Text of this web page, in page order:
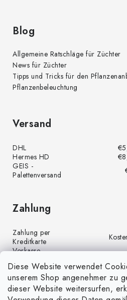
Diese Website verwendet
unserem Shop angenehmer zu
dieser Website weitersurfen,
Blog
Allgemeine Ratschläge für Züchter
News für Züchter
Tipps und Tricks für den
Pflanzenbeleuchtung
Versand
DHL
Hermes HD
GEIS -
Palettenversand
Zahlung
Zahlung per
Kreditkarte
Vorkasse
Zahlung per PayPal
Nachnahme